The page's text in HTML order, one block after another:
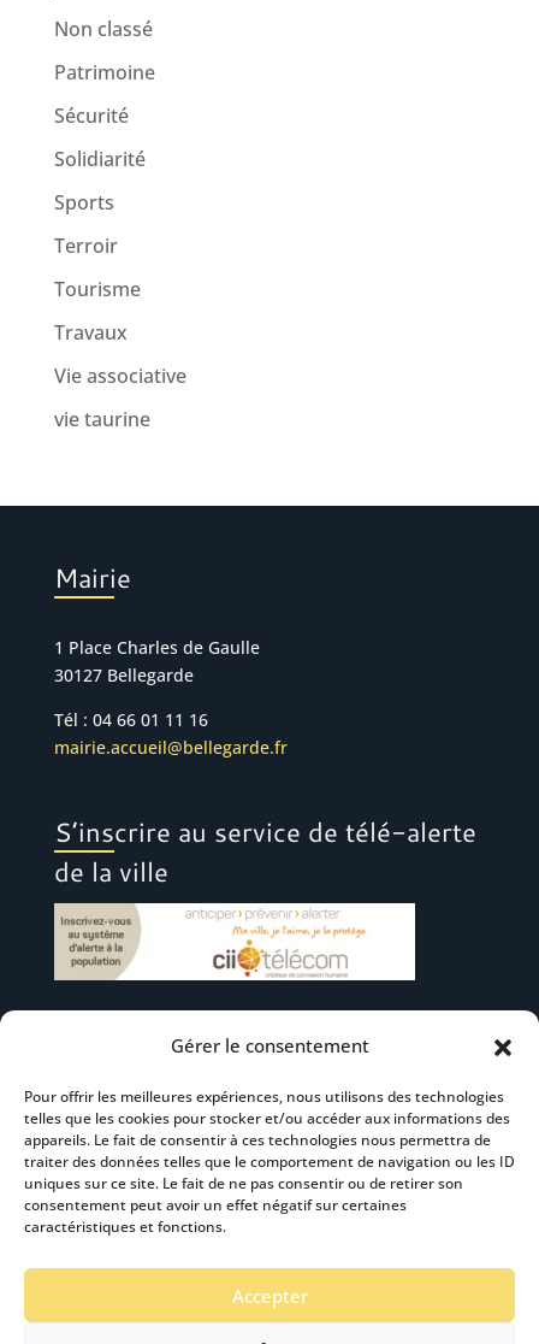
Gérer le consentement
Pour offrir les meilleures expériences, nous utilisons des technologies
telles que les cookies pour stocker et/ou accéder aux informations des
appareils. Le fait de consentir à ces technologies nous permettra de
traiter des données telles que le comportement de navigation ou les ID
uniques sur ce site. Le fait de ne pas consentir ou de retirer son
consentement peut avoir un effet négatif sur certaines
caractéristiques et fonctions.
Accepter
Non classé
Patrimoine
Sécurité
Solidiarité
Sports
Terroir
Tourisme
Travaux
Vie associative
vie taurine
Mairie
1 Place Charles de Gaulle
30127 Bellegarde
Tél : 04 66 01 11 16
mairie.accueil@bellegarde.fr
S’inscrire au service de télé-alerte
de la ville
Suivez-nous
S’abonner à la newsletter